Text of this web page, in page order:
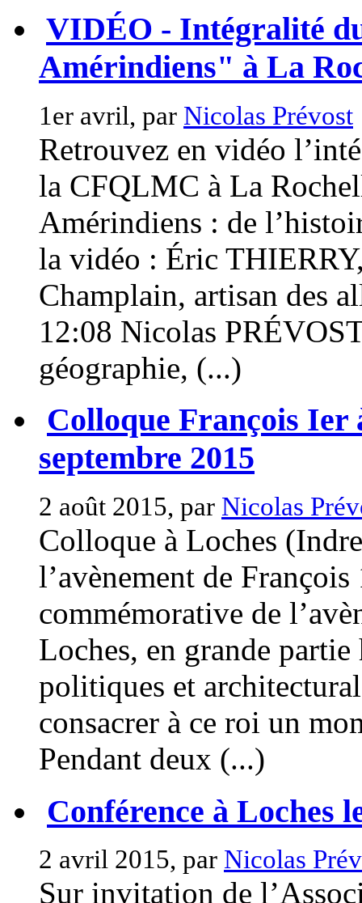
VIDÉO - Intégralité
Amérindiens" à La
1er avril, par Nicolas Prévost
Retrouvez en vidéo
la CFQLMC à La
Amérindiens : de
la vidéo : Éric
Champlain, artisan des
12:08 Nicolas
géographie, (...)
Colloque François Ier
septembre 2015
2 août 2015, par Nicolas
Colloque à Loches
l’avènement de
commémorative de
Loches, en grande
politiques et
consacrer à ce roi un
Pendant deux (...)
Conférence à Loches
2 avril 2015, par Nicolas
Sur invitation de